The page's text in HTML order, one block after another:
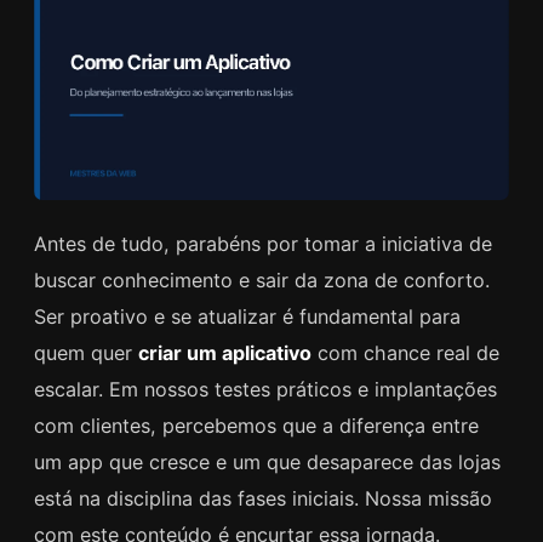
Antes de tudo, parabéns por tomar a iniciativa de
buscar conhecimento e sair da zona de conforto.
Ser proativo e se atualizar é fundamental para
quem quer criar um aplicativo com chance real de
escalar. Em nossos testes práticos e implantações
com clientes, percebemos que a diferença entre
um app que cresce e um que desaparece das lojas
está na disciplina das fases iniciais. Nossa missão
com este conteúdo é encurtar essa jornada.